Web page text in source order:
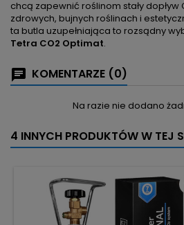
chcą zapewnić roślinom stały dopływ
zdrowych, bujnych roślinach i
ta butla uzupełniająca to rozsądny
Tetra CO2 Optimat.
KOMENTARZE (0)
Na razie nie dodano
4 INNYCH PRODUKTÓW W TEJ